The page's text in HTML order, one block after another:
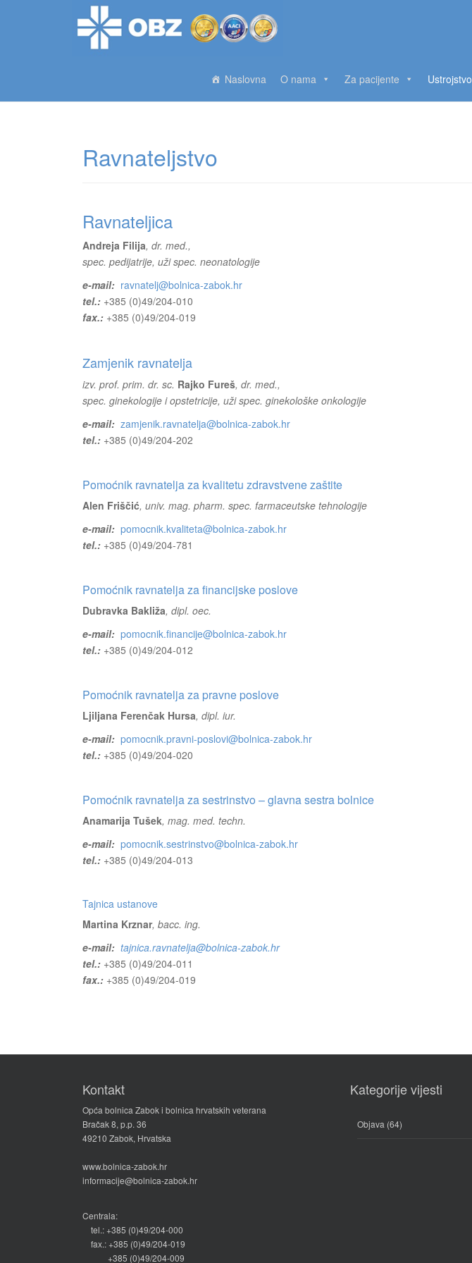
Naslovna O nama Za pacijente Ustrojstvo
Ravnateljstvo
Ravnateljica
Andreja Filija, dr. med.,
spec. pedijatrije, uži spec. neonatologije
e-mail: ravnatelj@bolnica-zabok.hr
tel.: +385 (0)49/204-010
fax.: +385 (0)49/204-019
Zamjenik ravnatelja
izv. prof. prim. dr. sc. Rajko Fureš, dr. med.,
spec. ginekologije i opstetricije, uži spec. ginekološke onkologije
e-mail: zamjenik.ravnatelja@bolnica-zabok.hr
tel.: +385 (0)49/204-202
Pomoćnik ravnatelja za kvalitetu zdravstvene zaštite
Alen Friščić, univ. mag. pharm. spec. farmaceutske tehnologije
e-mail: pomocnik.kvaliteta@bolnica-zabok.hr
tel.: +385 (0)49/204-781
Pomoćnik ravnatelja za financijske poslove
Dubravka Bakliža, dipl. oec.
e-mail: pomocnik.financije@bolnica-zabok.hr
tel.: +385 (0)49/204-012
Pomoćnik ravnatelja za pravne poslove
Ljiljana Ferenčak Hursa, dipl. iur.
e-mail: pomocnik.pravni-poslovi@bolnica-zabok.hr
tel.: +385 (0)49/204-020
Pomoćnik ravnatelja za sestrinstvo – glavna sestra bolnice
Anamarija Tušek, mag. med. techn.
e-mail: pomocnik.sestrinstvo@bolnica-zabok.hr
tel.: +385 (0)49/204-013
Tajnica ustanove
Martina Krznar, bacc. ing.
e-mail: tajnica.ravnatelja@bolnica-zabok.hr
tel.: +385 (0)49/204-011
fax.: +385 (0)49/204-019
Kontakt
Opća bolnica Zabok i bolnica hrvatskih veterana
Bračak 8, p.p. 36
49210 Zabok, Hrvatska
www.bolnica-zabok.hr
informacije@bolnica-zabok.hr
Centrala:
tel.: +385 (0)49/204-000
fax.: +385 (0)49/204-019
+385 (0)49/204-009
Kategorije vijesti
Objava (64)